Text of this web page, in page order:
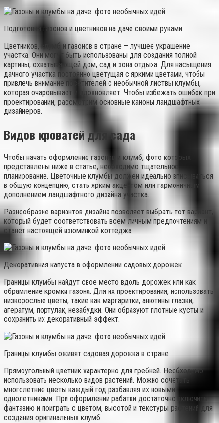
Подготовка газонов и цветников на даче своими руками
Цветников, клумб и газонов в стране – лучшее украшение
участка. Они могут быть использованы для создания полной
картины, охватывающей дом, сад и зона отдыха. Для насыщения
дачного участка постоянно цветущая с яркими цветами, чтобы
привлечь внимание посетителей с необычной листвы клумбы,
которая очаровывает и вдохновляет. Чтобы избежать ошибок при
проектировании, рассмотрим основные каноны ландшафтных
дизайнеров.
Видов кроватей для сада
Чтобы начать оформление газонов и клумб, фото которых
представлены ниже в статье, необходимо тщательное
планирование. Цветочные клумбы должен идеально вписываться
в общую концепцию, стать ярким акцентом или гармоничным
дополнением ландшафтного дизайна участка.
Разнообразие вариантов дизайна позволяет выбрать тот вариант,
который будет соответствовать всем личным предпочтениям и
станет настоящей изюминкой коттеджа.
Декоративная капуста в оформлении садовых дорожек
Границы клумбы найдут свое место вдоль дорожек или как
обрамление кромки газона. Для их проектирования, использовать
низкорослые цветы, такие как маргаритки, анютины глазки,
агератум, портулак, незабудки. Они образуют плотные кусты и
сохранить их декоративный эффект.
Границы клумбы оживят садовая дорожка в стране
Прямоугольный цветник характерно для гребней. Необходимо
использовать несколько видов растений. Можно сочетать
многолетние цветы каждый год разбавляя их новыми
однолетниками. При оформлении рабатки достаточно включить
фантазию и поиграть с цветом, высотой и текстуры растений для
создания оригинальных клумб.